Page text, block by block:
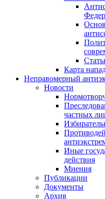
Карта
Неправомерный
Новости
частных
Иные
действия
Мнения
Публикации
Документы
Архив